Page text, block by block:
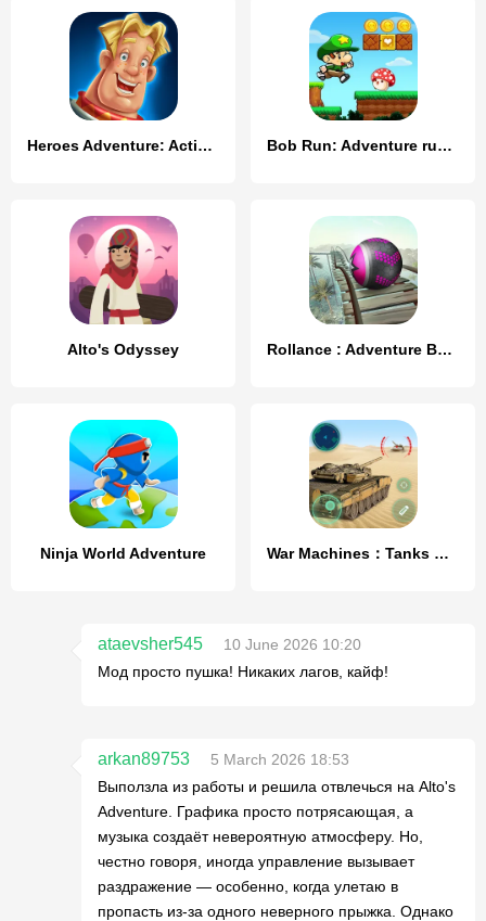
Heroes Adventure: Action RPG Bob Run: Adventure run game
Alto's Odyssey Rollance : Adventure Balls
Ninja World Adventure War Machines：Tanks Battle Game
ataevsher545
10 June 2026 10:20
Мод просто пушка! Никаких лагов, кайф!
arkan89753
5 March 2026 18:53
Выползла из работы и решила отвлечься на Alto's
Adventure. Графика просто потрясающая, а
музыка создаёт невероятную атмосферу. Но,
честно говоря, иногда управление вызывает
раздражение — особенно, когда улетаю в
пропасть из-за одного неверного прыжка. Однако